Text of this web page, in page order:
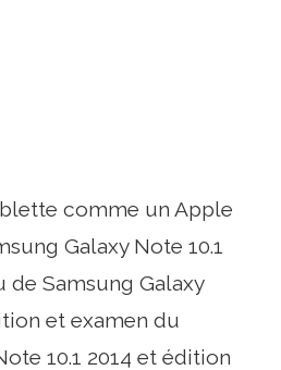
comme un Apple
Galaxy Note 10.1
de Samsung Galaxy
et examen du
10.1 2014 et édition